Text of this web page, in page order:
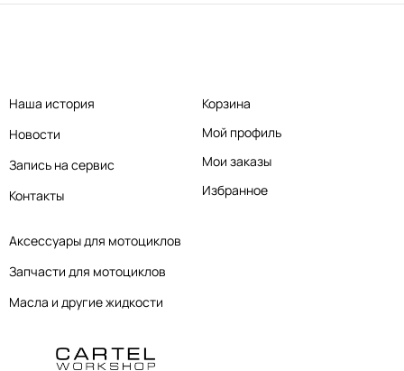
Аксессуары для мотоциклов
Запчасти для мотоциклов
Масла и другие жидкости
Наша история
Новости
Запись на сервис
Контакты
Корзина
Мой профиль
Мои заказы
Избранное